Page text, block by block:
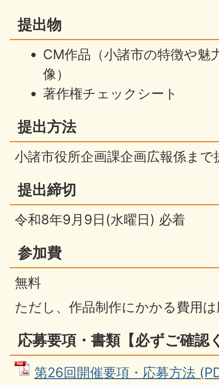
提出物
CM作品（小諸市の特徴や魅
像）
著作権チェックシート
提出方法
小諸市役所企画課企画広報係ま
提出締切
令和8年9月9日(水曜日) 必着
参加費
無料
ただし、作品制作にかかる費用
応募要項・書類【必ずご確認
第26回開催要項・応募方法